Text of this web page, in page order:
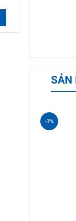
SẢN
-7%